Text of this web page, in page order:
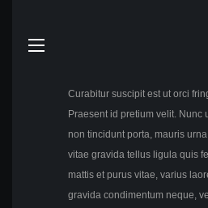
Curabitur suscipit est ut orci
Praesent id pretium velit. Nunc
non tincidunt porta, mauris
vitae gravida tellus ligula quis
mattis et purus vitae, varius
gravida condimentum neque,